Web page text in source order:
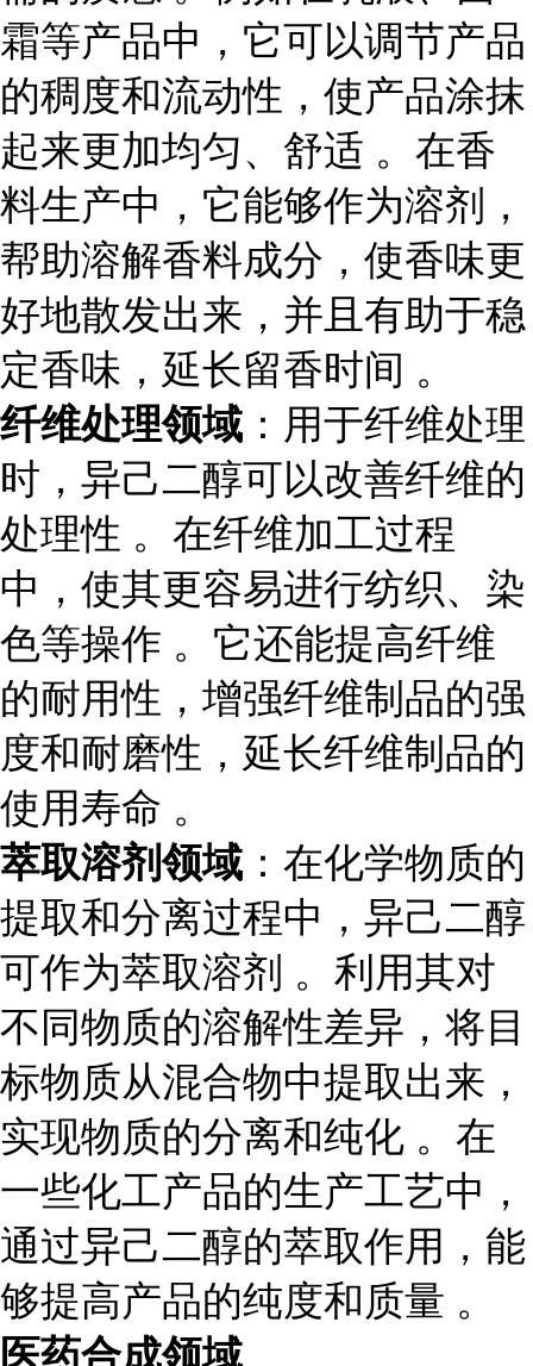
霜等产品中，它可以调节产品
的稠度和流动性，使产品涂抹
起来更加均匀、舒适 。在香
料生产中，它能够作为溶剂，
帮助溶解香料成分，使香味更
好地散发出来，并且有助于稳
定香味，延长留香时间 。
纤维处理领域 ：用于纤维处理
时，异己二醇可以改善纤维的
处理性 。在纤维加工过程
中，使其更容易进行纺织、染
色等操作 。它还能提高纤维
的耐用性，增强纤维制品的强
度和耐磨性，延长纤维制品的
使用寿命 。
萃取溶剂领域 ：在化学物质的
提取和分离过程中，异己二醇
可作为萃取溶剂 。利用其对
不同物质的溶解性差异，将目
标物质从混合物中提取出来，
实现物质的分离和纯化 。在
一些化工产品的生产工艺中，
通过异己二醇的萃取作用，能
够提高产品的纯度和质量 。
医药合成领域